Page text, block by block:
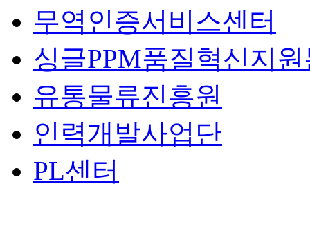
무역인증서비스센터
싱글PPM품질혁신지
유통물류진흥원
인력개발사업단
PL센터